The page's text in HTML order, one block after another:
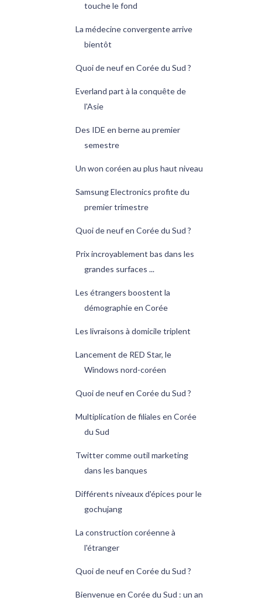
touche le fond
La médecine convergente arrive
bientôt
Quoi de neuf en Corée du Sud ?
Everland part à la conquête de
l'Asie
Des IDE en berne au premier
semestre
Un won coréen au plus haut niveau
Samsung Electronics profite du
premier trimestre
Quoi de neuf en Corée du Sud ?
Prix incroyablement bas dans les
grandes surfaces ...
Les étrangers boostent la
démographie en Corée
Les livraisons à domicile triplent
Lancement de RED Star, le
Windows nord-coréen
Quoi de neuf en Corée du Sud ?
Multiplication de filiales en Corée
du Sud
Twitter comme outil marketing
dans les banques
Différents niveaux d'épices pour le
gochujang
La construction coréenne à
l'étranger
Quoi de neuf en Corée du Sud ?
Bienvenue en Corée du Sud : un an